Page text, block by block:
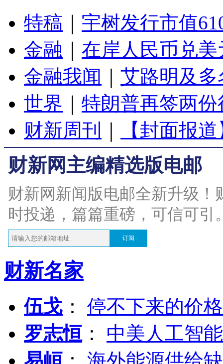
特稿
宇树发行市值
金融
在岸人民币兑
金融我闻
艾路明及
世界
特朗普再签两
财新周刊
【封面报
财新网主编精选版电邮
财新网新闻版电邮全新升级
时投递，篇篇重磅，可信可引
订阅
财新名家
伍戈 ： 停不下来的价
罗志恒 ： 中美人工智